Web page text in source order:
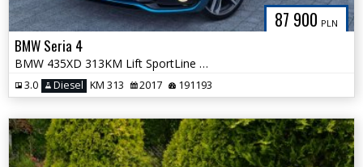
87 900 PLN
BMW Seria 4
BMW 435XD 313KM Lift SportLine Zadbana Serwis ASO Wyjątkowy Kolor
3.0 Diesel KM 313 2017 191193